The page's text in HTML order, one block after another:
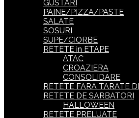
GUSTARI
PAINE/PIZZA/PASTE
SALATE
SOSURI
SUPE/CIORBE
RETETE in ETAPE
ATAC
CROAZIERA
CONSOLIDARE
RETETE FARA TARATE
RETETE DE SARBATORI
HALLOWEEN
RETETE PRELUATE